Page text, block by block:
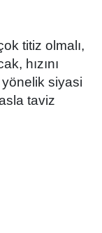
titiz olmalı,
hızını
siyasi
taviz